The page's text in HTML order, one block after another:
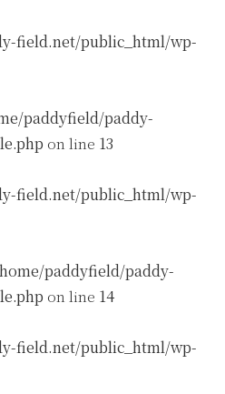
field.net/public_html/wp-
paddyfield/paddy-
on line 13
field.net/public_html/wp-
paddyfield/paddy-
on line 14
field.net/public_html/wp-